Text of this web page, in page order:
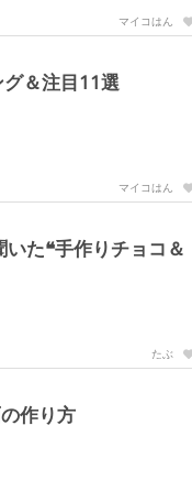
マイコはん
＆注目11選
マイコはん
いた❝手作りチョコ＆
たぶ
作り方